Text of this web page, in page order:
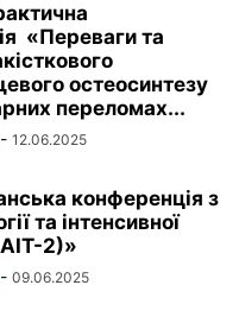
«Переваги та
остеосинтезу
переломах...
- 12.06.2025
конференція з
та інтенсивної
2)»
- 09.06.2025